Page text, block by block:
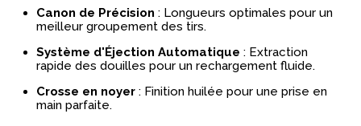
Canon de Précision : Longueurs optimales pour un
meilleur groupement des tirs.
Système d'Éjection Automatique : Extraction
rapide des douilles pour un rechargement fluide.
Crosse en noyer : Finition huilée pour une prise en
main parfaite.